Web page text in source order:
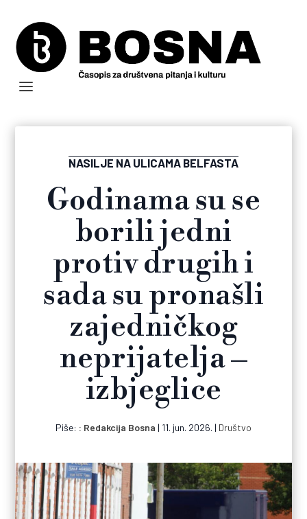
NASILJE NA ULICAMA BELFASTA
Godinama su se
borili jedni
protiv drugih i
sada su pronašli
zajedničkog
neprijatelja –
izbjeglice
Piše: Redakcija Bosna | 11. jun. 2026. | Društvo